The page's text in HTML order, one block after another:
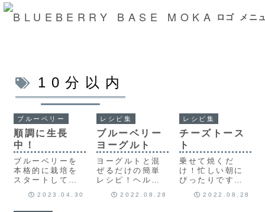
ロゴ メニ
10分以内
ブルーベリー
順調に生長
中！
ブルーベリーを
本格的に栽培を
スタートしてか
ここのところの
2023.04.30
レシピ集
ブルーベリー
ヨーグルト
ヨーグルトと混
ぜるだけの簡単
レシピ！ヘルシ
た味わいです。
2022.08.28
レシピ集
チーズトース
ト
乗せて焼くだ
け！忙しい朝に
ぴったりです。
甘さとチーズの
2022.08.28
メニュ